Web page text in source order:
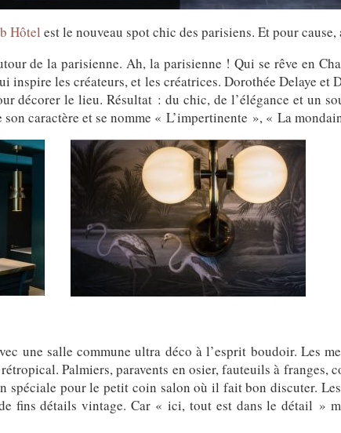
Hôtel est le nouveau spot chic des parisiens. Et pour
de la parisienne. Ah, la parisienne ! Qui se rêve en
inspire les créateurs, et les créatrices. Dorothée Delaye et
décorer le lieu. Résultat : du chic, de l’élégance et un
caractère et se nomme « L’impertinente », « La
une salle commune ultra déco à l’esprit boudoir. Les
Palmiers, paravents en osier, fauteuils à franges,
spéciale pour le petit coin salon où il fait bon discuter.
fins détails vintage. Car « ici, tout est dans le détail »